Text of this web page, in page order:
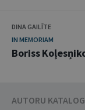
DINA GAILĪTE
IN MEMORIAM
Boriss
AUTORU